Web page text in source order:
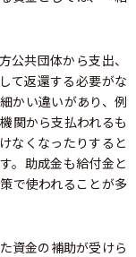
共団体から支出、
て返還する必要がな
かい違いがあり、例
関から支払われるも
なくなったりすると
。助成金も給付金と
で使われることが多
資金の補助が受けら